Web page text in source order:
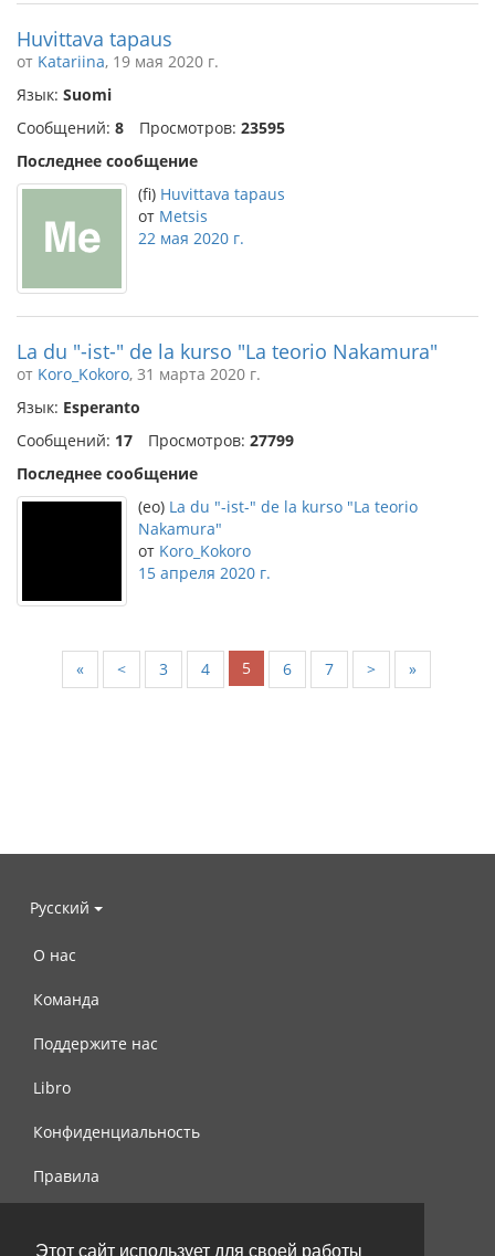
Этот сайт использует для своей работы
Huvittava tapaus
от Katariina, 19 мая 2020 г.
Язык: Suomi
Сообщений: 8 Просмотров: 23595
Последнее сообщение
(fi) Huvittava tapaus
от Metsis
22 мая 2020 г.
La du "-ist-" de la kurso "La teorio Nakamura"
от Koro_Kokoro, 31 марта 2020 г.
Язык: Esperanto
Сообщений: 17 Просмотров: 27799
Последнее сообщение
(eo) La du "-ist-" de la kurso "La teorio
Nakamura"
от Koro_Kokoro
15 апреля 2020 г.
« < 3 4 5 6 7 > »
Русский
О нас
Команда
Поддержите нас
Libro
Конфиденциальность
Правила